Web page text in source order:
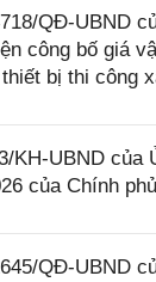
QĐ-UBND
công bố giá
bị thi công
KH-UBND của
của Chính
QĐ-UBND